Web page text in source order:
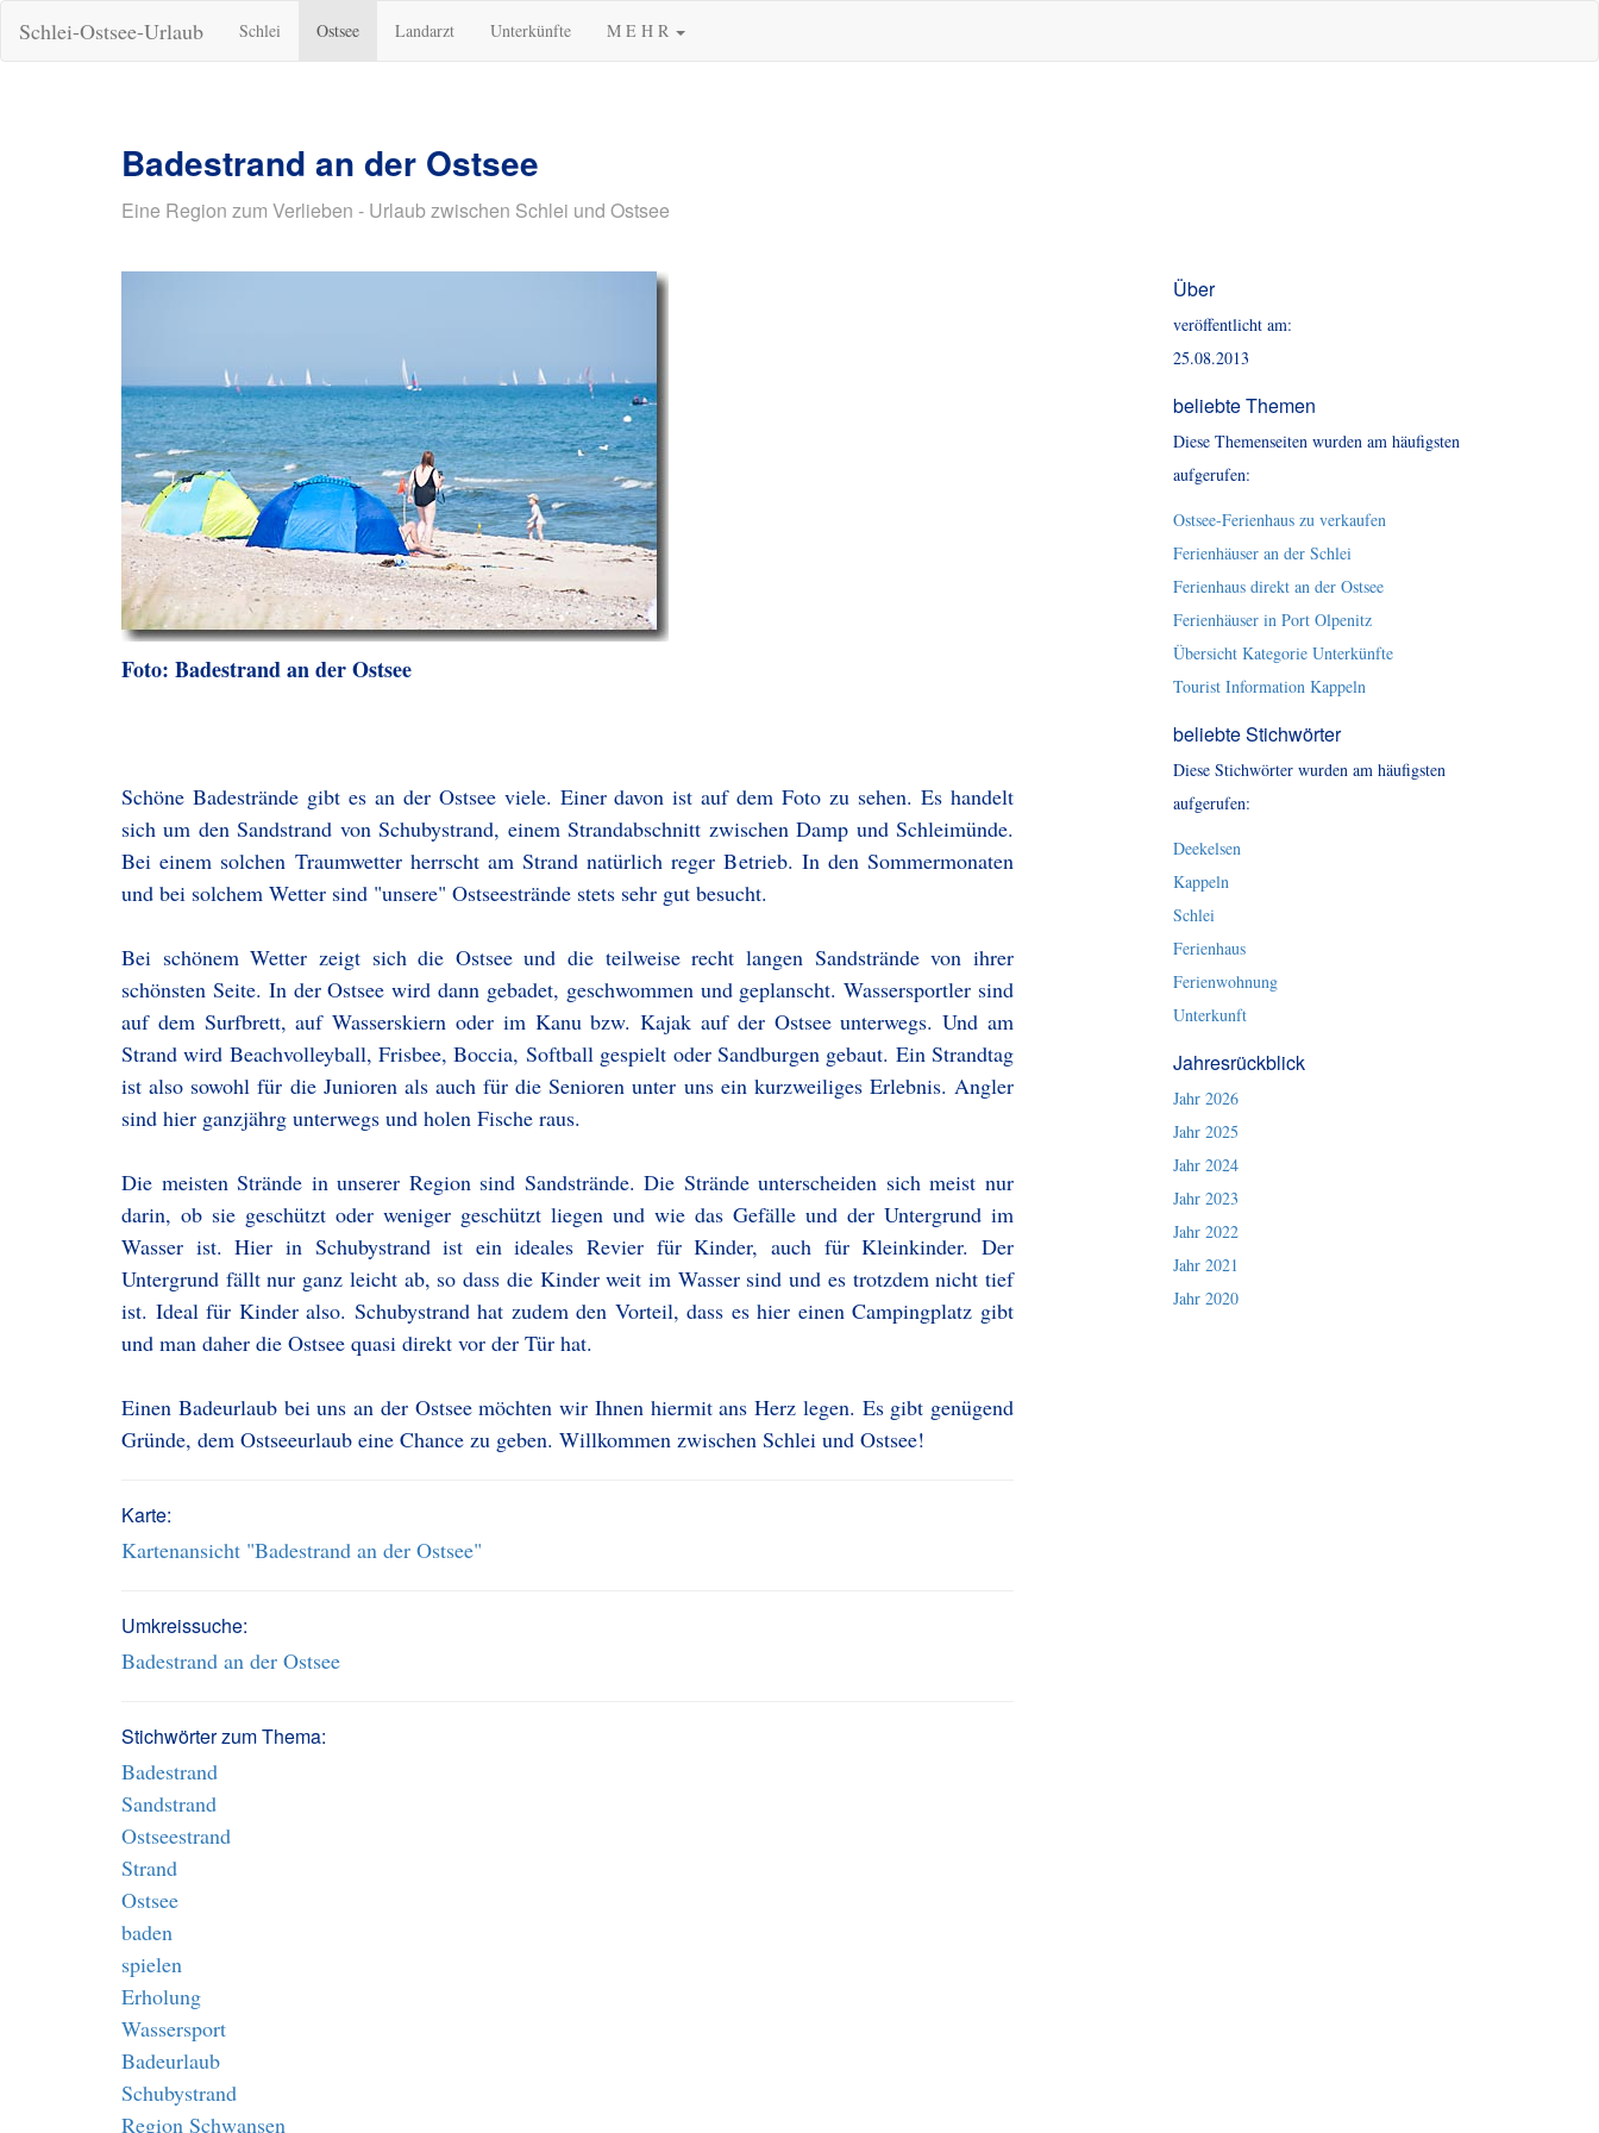
Schlei-Ostsee-Urlaub Schlei Ostsee Landarzt Unterkünfte M E H R
Badestrand an der Ostsee
Eine Region zum Verlieben - Urlaub zwischen Schlei und Ostsee
Foto: Badestrand an der Ostsee
Schöne Badestrände gibt es an der Ostsee viele. Einer davon ist auf dem Foto zu sehen. Es handelt
sich um den Sandstrand von Schubystrand, einem Strandabschnitt zwischen Damp und Schleimünde.
Bei einem solchen Traumwetter herrscht am Strand natürlich reger Betrieb. In den Sommermonaten
und bei solchem Wetter sind "unsere" Ostseestrände stets sehr gut besucht.
Bei schönem Wetter zeigt sich die Ostsee und die teilweise recht langen Sandstrände von ihrer
schönsten Seite. In der Ostsee wird dann gebadet, geschwommen und geplanscht. Wassersportler sind
auf dem Surfbrett, auf Wasserskiern oder im Kanu bzw. Kajak auf der Ostsee unterwegs. Und am
Strand wird Beachvolleyball, Frisbee, Boccia, Softball gespielt oder Sandburgen gebaut. Ein Strandtag
ist also sowohl für die Junioren als auch für die Senioren unter uns ein kurzweiliges Erlebnis. Angler
sind hier ganzjährg unterwegs und holen Fische raus.
Die meisten Strände in unserer Region sind Sandstrände. Die Strände unterscheiden sich meist nur
darin, ob sie geschützt oder weniger geschützt liegen und wie das Gefälle und der Untergrund im
Wasser ist. Hier in Schubystrand ist ein ideales Revier für Kinder, auch für Kleinkinder. Der
Untergrund fällt nur ganz leicht ab, so dass die Kinder weit im Wasser sind und es trotzdem nicht tief
ist. Ideal für Kinder also. Schubystrand hat zudem den Vorteil, dass es hier einen Campingplatz gibt
und man daher die Ostsee quasi direkt vor der Tür hat.
Einen Badeurlaub bei uns an der Ostsee möchten wir Ihnen hiermit ans Herz legen. Es gibt genügend
Gründe, dem Ostseeurlaub eine Chance zu geben. Willkommen zwischen Schlei und Ostsee!
Karte:
Kartenansicht "Badestrand an der Ostsee"
Umkreissuche:
Badestrand an der Ostsee
Stichwörter zum Thema:
Badestrand
Sandstrand
Ostseestrand
Strand
Ostsee
baden
spielen
Erholung
Wassersport
Badeurlaub
Schubystrand
Region Schwansen
Über
veröffentlicht am:
25.08.2013
beliebte Themen
Diese Themenseiten wurden am häufigsten
aufgerufen:
Ostsee-Ferienhaus zu verkaufen
Ferienhäuser an der Schlei
Ferienhaus direkt an der Ostsee
Ferienhäuser in Port Olpenitz
Übersicht Kategorie Unterkünfte
Tourist Information Kappeln
beliebte Stichwörter
Diese Stichwörter wurden am häufigsten
aufgerufen:
Deekelsen
Kappeln
Schlei
Ferienhaus
Ferienwohnung
Unterkunft
Jahresrückblick
Jahr 2026
Jahr 2025
Jahr 2024
Jahr 2023
Jahr 2022
Jahr 2021
Jahr 2020